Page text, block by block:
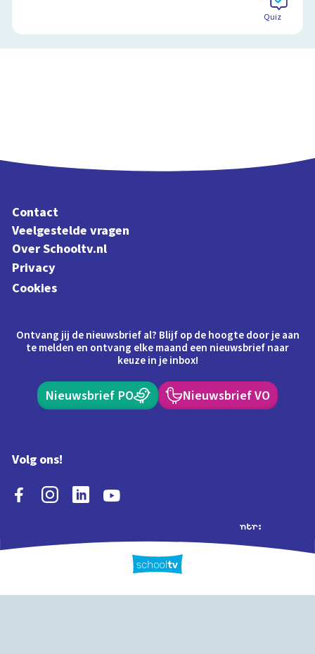
Quiz
Contact
Veelgestelde vragen
Over Schooltv.nl
Privacy
Cookies
Ontvang jij de nieuwsbrief al? Blijf op de hoogte door je aan
te melden en ontvang elke maand een nieuwsbrief naar
keuze in je inbox!
Nieuwsbrief PO Nieuwsbrief VO
Volg ons!